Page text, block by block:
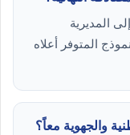
المديرية
المتوفر أعلاه
والجهوية معاً؟